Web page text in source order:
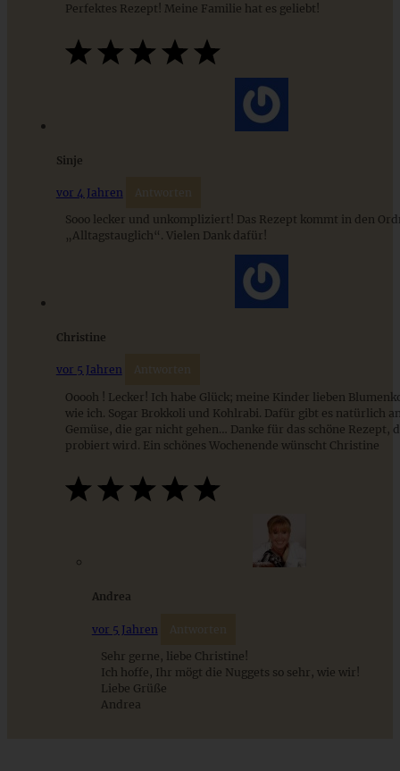
ZUM BEITRAG
Dessert im Glas
Mediterran gewürztes Gemüse auf cremigem Tahini-
Perfektes Rezept! Meine Familie hat es geliebt!
Sinje
vor 4 Jahren Antworten
Sooo lecker und unkompliziert! Das Rezept kommt in den
„Alltagstauglich“. Vielen Dank dafür!
Christine
vor 5 Jahren Antworten
Ooooh ! Lecker! Ich habe Glück; meine Kinder lieben
wie ich. Sogar Brokkoli und Kohlrabi. Dafür gibt es natürlich
Gemüse, die gar nicht gehen… Danke für das schöne Rezept,
probiert wird. Ein schönes Wochenende wünscht Christine
Andrea
vor 5 Jahren Antworten
Sehr gerne, liebe Christine!
Ich hoffe, Ihr mögt die Nuggets so sehr, wie wir!
Liebe Grüße
Andrea